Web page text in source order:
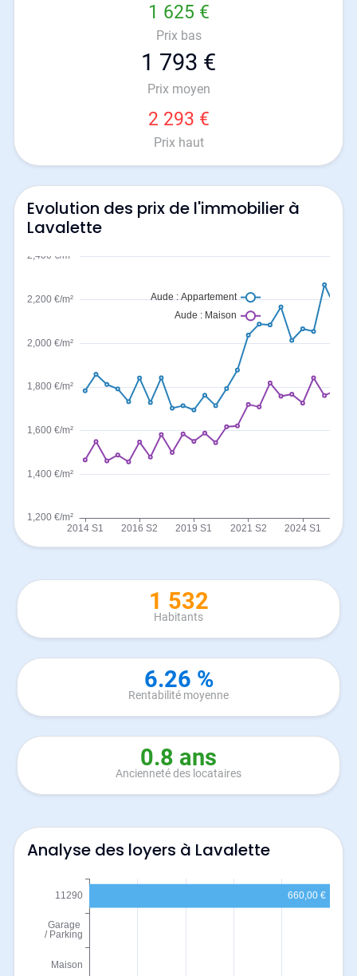
1 625 €
Prix bas
1 793 €
Prix moyen
2 293 €
Prix haut
Evolution des prix de l'immobilier à
Lavalette
1 532
Habitants
6.26 %
Rentabilité moyenne
0.8 ans
Ancienneté des locataires
Analyse des loyers à Lavalette